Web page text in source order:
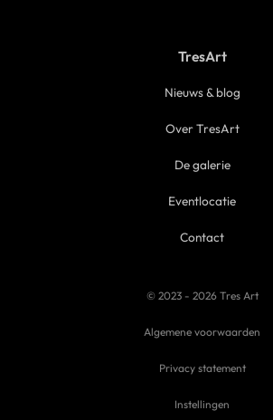
TresArt
Nieuws & blog
Over TresArt
De galerie
Eventlocatie
Contact
© 2023 - 2026 Tres Art
Algemene voorwaarden
Privacy statement
Instellingen